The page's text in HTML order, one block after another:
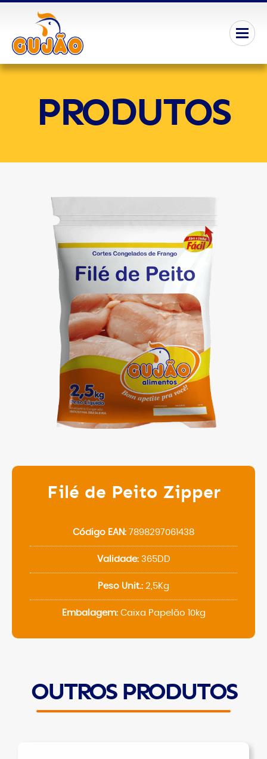
PRODUTOS
Filé de Peito Zipper
Código EAN: 7898297061438
Validade:365DD
Peso Unit.: 2,5Kg
Embalagem:Caixa Papelão 10kg
OUTROS PRODUTOS